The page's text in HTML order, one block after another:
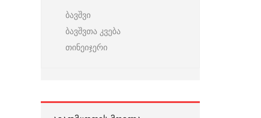
ბავშვი
ბავშვთა კვება
თინეიჯერი